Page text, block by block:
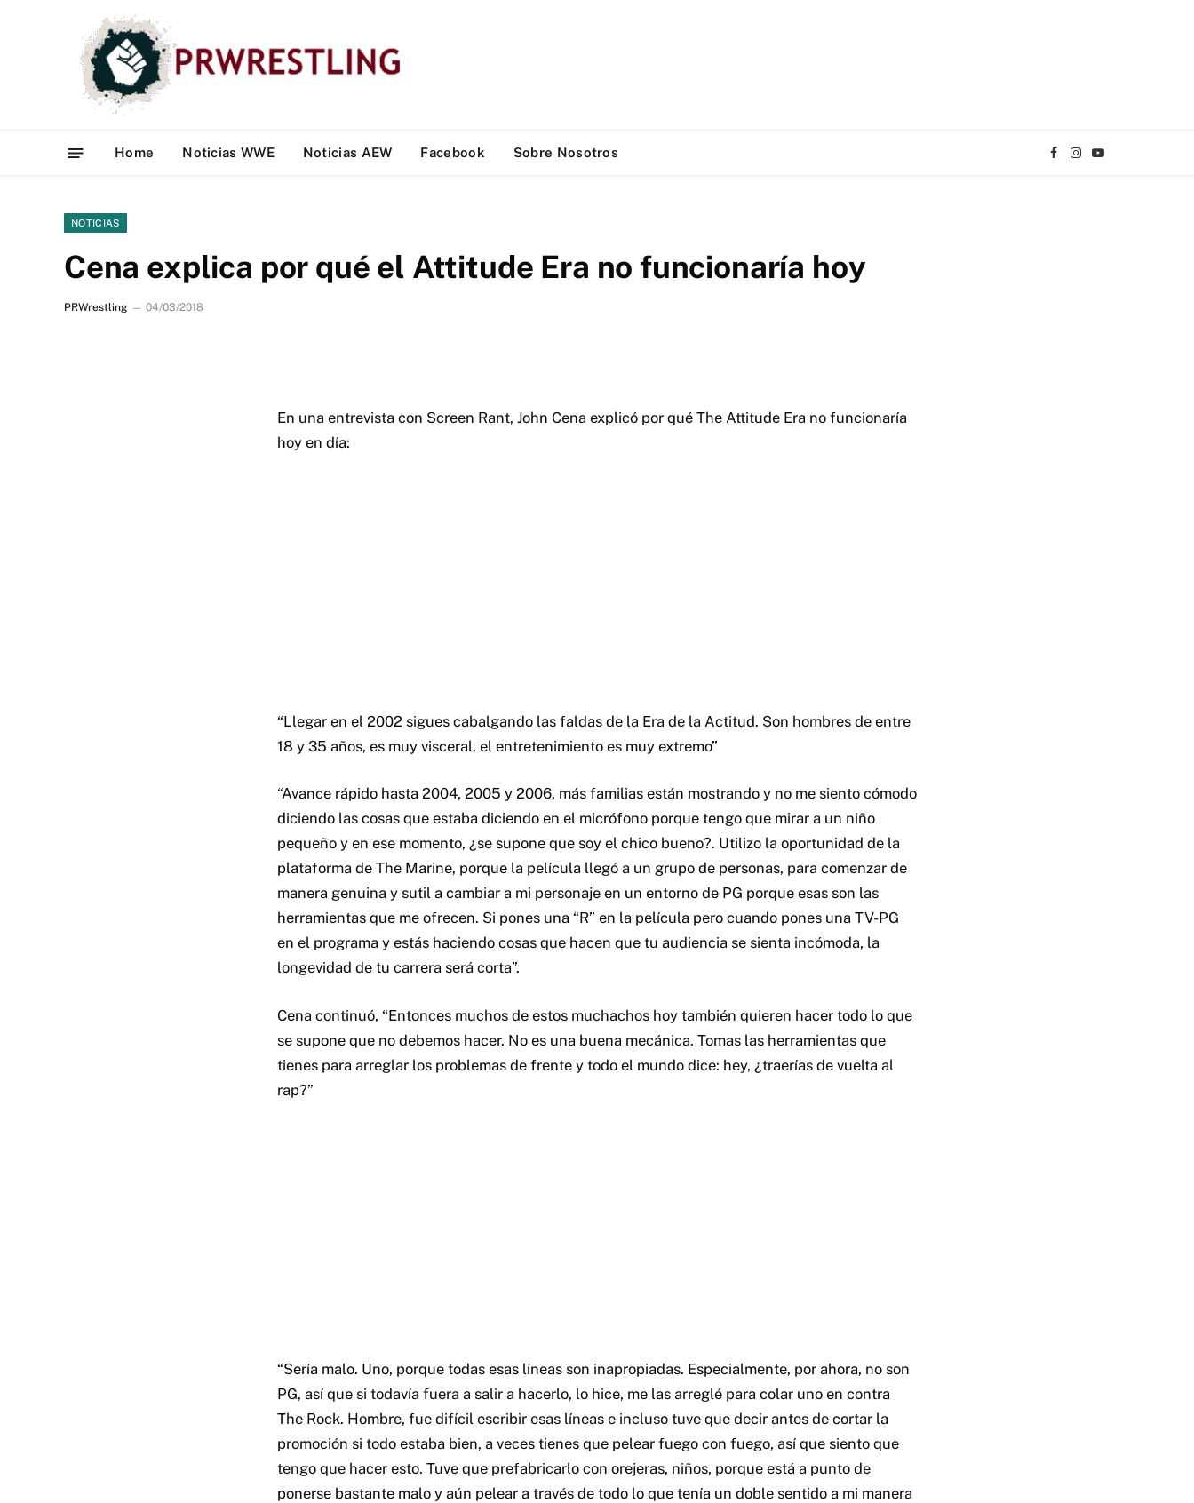
Home Noticias WWE Noticias AEW Facebook Sobre Nosotros
Facebook
Instagram
YouTube
NOTICIAS
Cena explica por qué el Attitude Era no funcionaría hoy
PRWrestling 04/03/2018
En una entrevista con Screen Rant, John Cena explicó por qué The Attitude Era no funcionaría
hoy en día:
“Llegar en el 2002 sigues cabalgando las faldas de la Era de la Actitud. Son hombres de entre
18 y 35 años, es muy visceral, el entretenimiento es muy extremo”
“Avance rápido hasta 2004, 2005 y 2006, más familias están mostrando y no me siento cómodo
diciendo las cosas que estaba diciendo en el micrófono porque tengo que mirar a un niño
pequeño y en ese momento, ¿se supone que soy el chico bueno?. Utilizo la oportunidad de la
plataforma de The Marine, porque la película llegó a un grupo de personas, para comenzar de
manera genuina y sutil a cambiar a mi personaje en un entorno de PG porque esas son las
herramientas que me ofrecen. Si pones una “R” en la película pero cuando pones una TV-PG
en el programa y estás haciendo cosas que hacen que tu audiencia se sienta incómoda, la
longevidad de tu carrera será corta”.
Cena continuó, “Entonces muchos de estos muchachos hoy también quieren hacer todo lo que
se supone que no debemos hacer. No es una buena mecánica. Tomas las herramientas que
tienes para arreglar los problemas de frente y todo el mundo dice: hey, ¿traerías de vuelta al
rap?”
“Sería malo. Uno, porque todas esas líneas son inapropiadas. Especialmente, por ahora, no son
PG, así que si todavía fuera a salir a hacerlo, lo hice, me las arreglé para colar uno en contra
The Rock. Hombre, fue difícil escribir esas líneas e incluso tuve que decir antes de cortar la
promoción si todo estaba bien, a veces tienes que pelear fuego con fuego, así que siento que
tengo que hacer esto. Tuve que prefabricarlo con orejeras, niños, porque está a punto de
ponerse bastante malo y aún pelear a través de todo lo que tenía un doble sentido a mi manera